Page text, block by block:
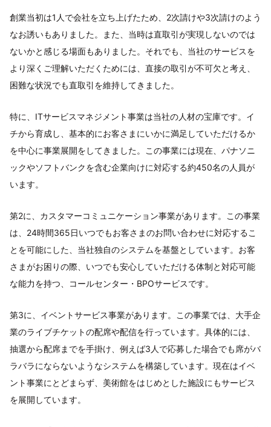
創業当初は1人で会社を立ち上げたため、2次請けや3次請けのよう
なお誘いもありました。また、当時は直取引が実現しないのでは
ないかと感じる場面もありました。それでも、当社のサービスを
より深くご理解いただくためには、直接の取引が不可欠と考え、
困難な状況でも直取引を維持してきました。
特に、ITサービスマネジメント事業は当社の人材の宝庫です。イ
チから育成し、基本的にお客さまにいかに満足していただけるか
を中心に事業展開をしてきました。この事業には現在、パナソニ
ックやソフトバンクを含む企業向けに対応する約450名の人員が
います。
第2に、カスタマーコミュニケーション事業があります。この事業
は、24時間365日いつでもお客さまのお問い合わせに対応するこ
とを可能にした、当社独自のシステムを基盤としています。お客
さまがお困りの際、いつでも安心していただける体制と対応可能
な能力を持つ、コールセンター・BPOサービスです。
第3に、イベントサービス事業があります。この事業では、大手企
業のライブチケットの配席や配信を行っています。具体的には、
抽選から配席までを手掛け、例えば3人で応募した場合でも席がバ
ラバラにならないようなシステムを構築しています。現在はイベ
ント事業にとどまらず、美術館をはじめとした施設にもサービス
を展開しています。